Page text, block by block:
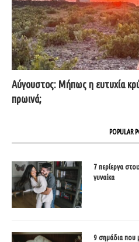
Αύγουστος: Μήπως η ευτυχία
πρωινά;
POPULAR
7 περίεργα
γυναίκα
9 σημάδια που